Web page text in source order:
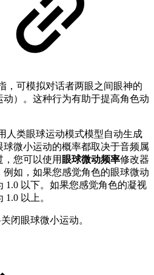
，可模拟对话者两眼之间眼神的
）。这种行为有助于提高角色动
人类眼球运动模式模型自动生成
微小运动的概率都取决于音频属
您可以使用 眼球微动频率修改器
如，如果您感觉角色的眼球微动
1.0 以下。如果您感觉角色的凝视
以上。
闭眼球微小运动。